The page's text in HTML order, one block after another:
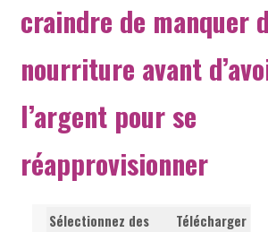
craindre de manquer
nourriture avant
l’argent pour se
réapprovisionner
Sélectionnez des
Télécharger